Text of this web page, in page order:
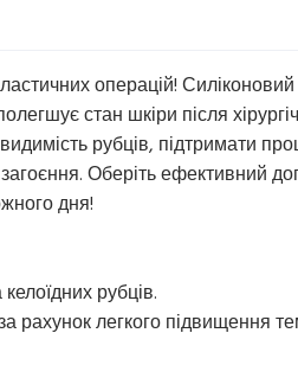
операцій!
стан шкіри після
рубців, підтримати
Оберіть ефективний
дня!
рубців.
рахунок легкого підвищення